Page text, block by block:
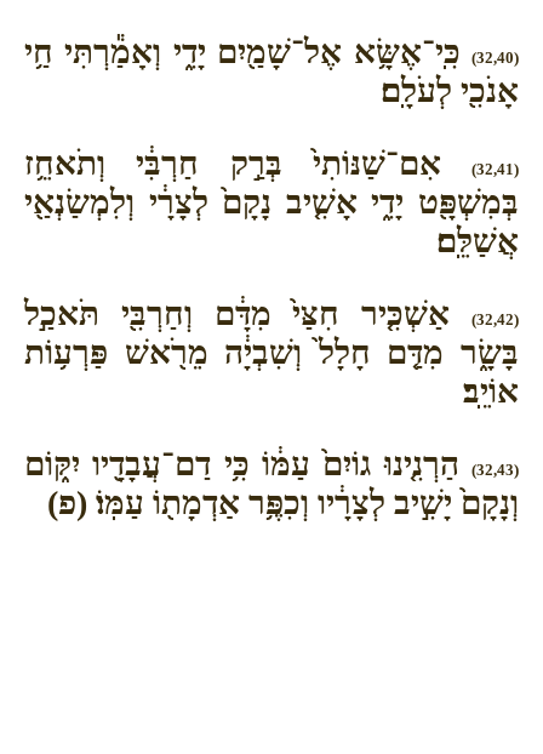
(32,40)
כִּֽי־אֶשָּׂ֥א אֶל־שָׁמַ֖יִם יָדִ֑י וְאָמַ֕רְתִּי חַ֥י
אָנֹכִ֖י לְעֹלָֽם׃
(32,41)
אִם־שַׁנּוֹתִי֙ בְּרַ֣ק חַרְבִּ֔י וְתֹאחֵ֥ז
בְּמִשְׁפָּ֖ט יָדִ֑י אָשִׁ֤יב נָקָם֙ לְצָרָ֔י וְלִמְשַׂנְאַ֖י
אֲשַׁלֵּֽם׃
(32,42)
אַשְׁכִּ֤יר חִצַּי֙ מִדָּ֔ם וְחַרְבִּ֖י תֹּאכַ֣ל
בָּשָׂ֑ר מִדַּ֤ם חָלָל֙ וְשִׁבְיָ֔ה מֵרֹ֖אשׁ פַּרְע֥וֹת
אוֹיֵֽב׃
(32,43)
הַרְנִ֤ינוּ גוֹיִם֙ עַמּ֔וֹ כִּ֥י דַם־עֲבָדָ֖יו יִקּ֑וֹם
וְנָקָם֙ יָשִׁ֣יב לְצָרָ֔יו וְכִפֶּ֥ר אַדְמָת֖וֹ עַמּֽוֹ׃ (פ)